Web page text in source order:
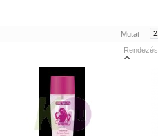
Mutat
Rendezés